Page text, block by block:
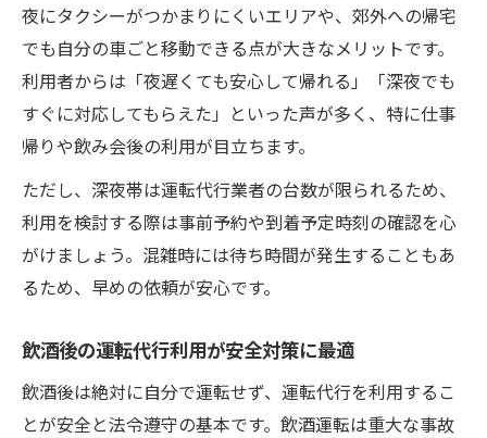
深夜利用時の運転代行で注目したい対応力
運転代行の信頼性を見極める夜間利用のコ
ツ
夜間の運転代行利用で安心感を高める方法
もしもの時に頼れる運転代行サービスの仕組み
運転代行サービスの基本的な仕組みを徹底
解説
もしもの際に役立つ運転代行の利用方法
運転代行の夜間対応とその頼れるポイント
万が一に備える運転代行サービスの特徴
運転代行が深夜トラブル時に安心な理由
夜遅くでもスムーズ対応できる運転代行の実力
夜にタクシーがつかまりにくいエリアや、郊外への帰宅
でも自分の車ごと移動できる点が大きなメリットです。
利用者からは「夜遅くても安心して帰れる」「深夜でも
すぐに対応してもらえた」といった声が多く、特に仕事
帰りや飲み会後の利用が目立ちます。
ただし、深夜帯は運転代行業者の台数が限られるため、
利用を検討する際は事前予約や到着予定時刻の確認を心
がけましょう。混雑時には待ち時間が発生することもあ
るため、早めの依頼が安心です。
飲酒後の運転代行利用が安全対策に最適
飲酒後は絶対に自分で運転せず、運転代行を利用するこ
とが安全と法令遵守の基本です。飲酒運転は重大な事故